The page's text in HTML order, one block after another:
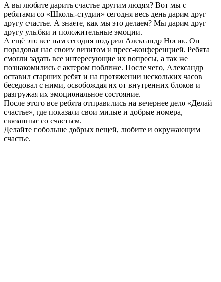
А вы любите дарить счастье другим людям? Вот мы с
ребятами со «Школы-студии» сегодня весь день дарим друг
другу счастье. А знаете, как мы это делаем? Мы дарим друг
другу улыбки и положительные эмоции.
А ещё это все нам сегодня подарил Александр Носик. Он
порадовал нас своим визитом и пресс-конференцией. Ребята
смогли задать все интересующие их вопросы, а так же
познакомились с актером поближе. После чего, Александр
оставил старших ребят и на протяжении нескольких часов
беседовал с ними, освобождая их от внутренних блоков и
разгружая их эмоциональное состояние.
После этого все ребята отправились на вечернее дело «Делай
счастье», где показали свои милые и добрые номера,
связанные со счастьем.
Делайте побольше добрых вещей, любите и окружающим
счастье.